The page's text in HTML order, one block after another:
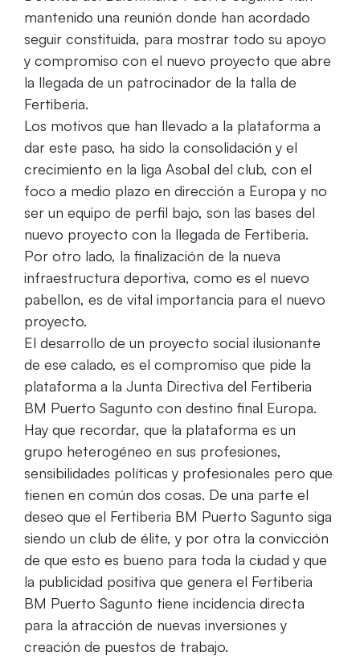
mantenido una reunión donde han acordado
seguir constituida, para mostrar todo su apoyo
y compromiso con el nuevo proyecto que abre
la llegada de un patrocinador de la talla de
Fertiberia.
Los motivos que han llevado a la plataforma a
dar este paso, ha sido la consolidación y el
crecimiento en la liga Asobal del club, con el
foco a medio plazo en dirección a Europa y no
ser un equipo de perfil bajo, son las bases del
nuevo proyecto con la llegada de Fertiberia.
Por otro lado, la finalización de la nueva
infraestructura deportiva, como es el nuevo
pabellon, es de vital importancia para el nuevo
proyecto.
El desarrollo de un proyecto social ilusionante
de ese calado, es el compromiso que pide la
plataforma a la Junta Directiva del Fertiberia
BM Puerto Sagunto con destino final Europa.
Hay que recordar, que la plataforma es un
grupo heterogéneo en sus profesiones,
sensibilidades políticas y profesionales pero que
tienen en común dos cosas. De una parte el
deseo que el Fertiberia BM Puerto Sagunto siga
siendo un club de élite, y por otra la convicción
de que esto es bueno para toda la ciudad y que
la publicidad positiva que genera el Fertiberia
BM Puerto Sagunto tiene incidencia directa
para la atracción de nuevas inversiones y
creación de puestos de trabajo.